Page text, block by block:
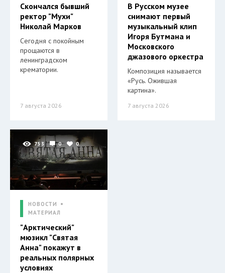
Скончался бывший
ректор "Мухи"
Николай Марков
Сегодня с покойным
прощаются в
ленинградском
крематории.
7 августа 2026
В Русском музее
снимают первый
музыкальный клип
Игоря Бутмана и
Московского
джазового оркестра
Композиция называется
«Русь. Ожившая
картина».
7 августа 2026
753 0 0
НОВОСТИ
МАТЕРИАЛ
"Арктический"
мюзикл "Святая
Анна" покажут в
реальных полярных
условиях